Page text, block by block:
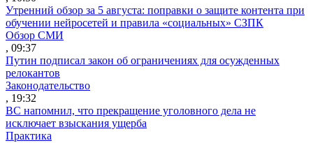
Утренний обзор за 5 августа: поправки о защите контента при
обучении нейросетей и правила «социальных» СЗПК
Обзор СМИ
, 09:37
Путин подписал закон об ограничениях для осужденных
релокантов
Законодательство
, 19:32
ВС напомнил, что прекращение уголовного дела не
исключает взыскания ущерба
Практика